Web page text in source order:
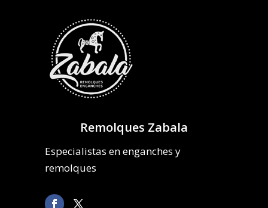
Remolques Zabala
Especialistas en enganches y
remolques